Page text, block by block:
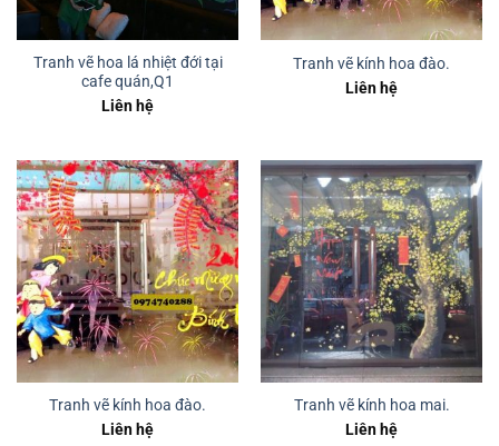
Tranh vẽ hoa lá nhiệt đới tại
cafe quán,Q1
Liên hệ
Tranh vẽ kính hoa đào.
Liên hệ
Tranh vẽ kính hoa đào.
Liên hệ
Tranh vẽ kính hoa mai.
Liên hệ